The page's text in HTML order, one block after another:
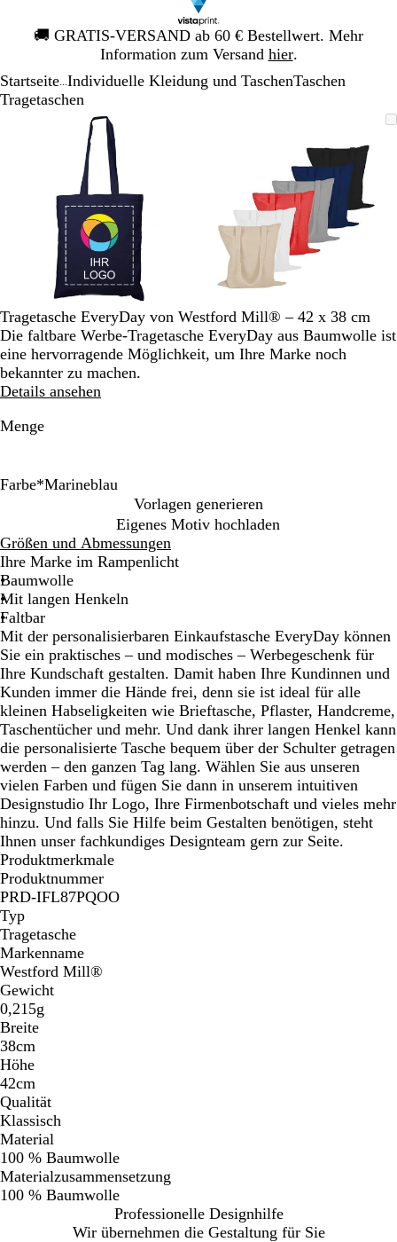
🚚 GRATIS-VERSAND ab 60 € Bestellwert. Mehr
Information zum Versand hier.
Galeriebild
1
Startseite Individuelle Kleidung und TaschenTaschen
Tragetaschen
Vergrößer-/verkleinerbares
Bild
Zoom
auf
Minimum
Klicken
zum
Vergrößern
Verwenden
Sie
die
Tasten
+
und
-
zum
Zoomen
und
Pfeiltasten
zum
Schwenken.
Vergrößer-/
Minimum
Vergrößern
die
Tasten
+
und
-
zum
Zoomen
Pfeiltasten
zum
Schwenken.
Tragetasche EveryDay von Westford Mill® – 42 x 38 cm
Die faltbare Werbe-Tragetasche EveryDay aus Baumwolle ist
eine hervorragende Möglichkeit, um Ihre Marke noch
bekannter zu machen.
Details ansehen
Menge
Farbe*Marineblau
h
w
a
r
z
a
f
i
t
g
r
a
u
t
u
r
r
i
n
e
b
l
a
u
t
i
ß
Vorlagen generieren
Eigenes Motiv hochladen
Größen und Abmessungen
Ihre Marke im Rampenlicht
Baumwolle
Mit langen Henkeln
Faltbar
Mit der personalisierbaren Einkaufstasche EveryDay können
Sie ein praktisches – und modisches – Werbegeschenk für
Ihre Kundschaft gestalten. Damit haben Ihre Kundinnen und
Kunden immer die Hände frei, denn sie ist ideal für alle
kleinen Habseligkeiten wie Brieftasche, Pflaster, Handcreme,
Taschentücher und mehr. Und dank ihrer langen Henkel kann
die personalisierte Tasche bequem über der Schulter getragen
werden – den ganzen Tag lang. Wählen Sie aus unseren
vielen Farben und fügen Sie dann in unserem intuitiven
Designstudio Ihr Logo, Ihre Firmenbotschaft und vieles mehr
hinzu. Und falls Sie Hilfe beim Gestalten benötigen, steht
Ihnen unser fachkundiges Designteam gern zur Seite.
Produktmerkmale
Produktnummer
PRD-IFL87PQOO
Typ
Tragetasche
Markenname
Westford Mill®
Gewicht
0,215g
Breite
38cm
Höhe
42cm
Qualität
Klassisch
Material
100 % Baumwolle
Materialzusammensetzung
100 % Baumwolle
Professionelle Designhilfe
Wir übernehmen die Gestaltung für Sie